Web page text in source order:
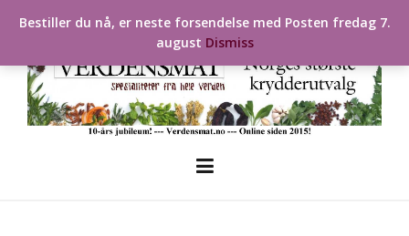
Bestiller du nå, er neste forsendelse med Posten fredag 7.
august Dismiss